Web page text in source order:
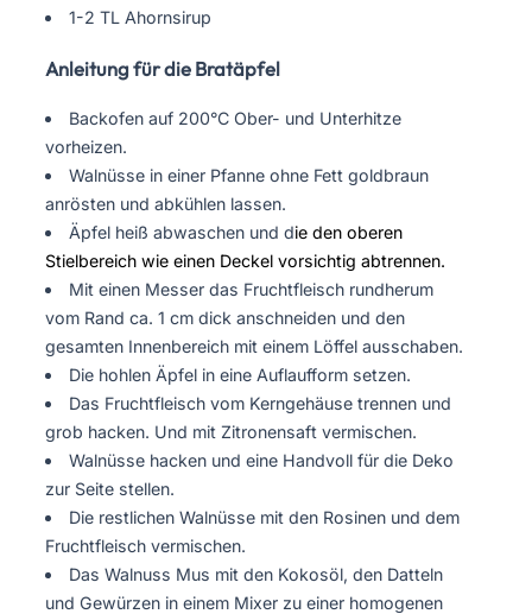
1-2 TL Ahornsirup
Anleitung für die Bratäpfel
Backofen auf 200°C Ober- und Unterhitze
vorheizen.
Walnüsse in einer Pfanne ohne Fett goldbraun
anrösten und abkühlen lassen.
Äpfel heiß abwaschen und die den oberen
Stielbereich wie einen Deckel vorsichtig abtrennen.
Mit einen Messer das Fruchtfleisch rundherum
vom Rand ca. 1 cm dick anschneiden und den
gesamten Innenbereich mit einem Löffel ausschaben.
Die hohlen Äpfel in eine Auflaufform setzen.
Das Fruchtfleisch vom Kerngehäuse trennen und
grob hacken. Und mit Zitronensaft vermischen.
Walnüsse hacken und eine Handvoll für die Deko
zur Seite stellen.
Die restlichen Walnüsse mit den Rosinen und dem
Fruchtfleisch vermischen.
Das Walnuss Mus mit den Kokosöl, den Datteln
und Gewürzen in einem Mixer zu einer homogenen